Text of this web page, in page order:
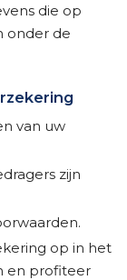
die op
onder de
van uw
zijn
op in het
en profiteer